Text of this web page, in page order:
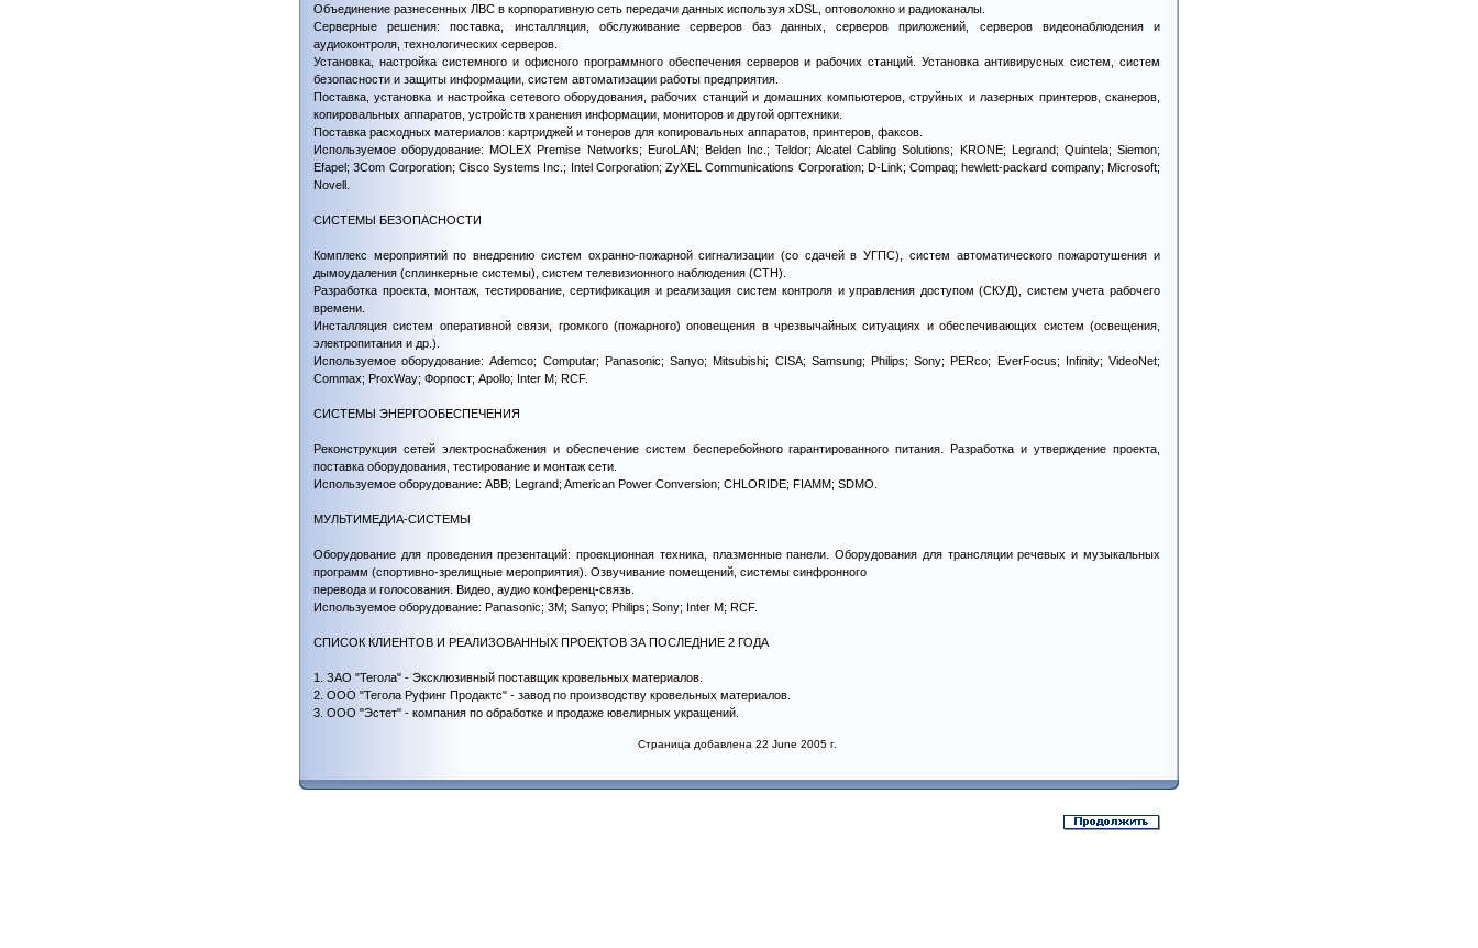
Объединение разнесенных ЛВС в корпоративную сеть передачи данных используя xDSL, оптоволокно и радиоканалы.
Серверные решения: поставка, инсталляция, обслуживание серверов баз данных, серверов приложений, серверов видеонаблюдения и
аудиоконтроля, технологических серверов.
Установка, настройка системного и офисного программного обеспечения серверов и рабочих станций. Установка антивирусных систем, систем
безопасности и защиты информации, систем автоматизации работы предприятия.
Поставка, установка и настройка сетевого оборудования, рабочих станций и домашних компьютеров, струйных и лазерных принтеров, сканеров,
копировальных аппаратов, устройств хранения информации, мониторов и другой оргтехники.
Поставка расходных материалов: картриджей и тонеров для копировальных аппаратов, принтеров, факсов.
Используемое оборудование: MOLEX Premise Networks; EuroLAN; Belden Inc.; Teldor; Alcatel Cabling Solutions; KRONE; Legrand; Quintela; Siemon;
Efapel; 3Com Corporation; Cisco Systems Inc.; Intel Corporation; ZyXEL Communications Corporation; D-Link; Compaq; hewlett-packard company; Microsoft;
Novell.
СИСТЕМЫ БЕЗОПАСНОСТИ
Комплекс мероприятий по внедрению систем охранно-пожарной сигнализации (со сдачей в УГПС), систем автоматического пожаротушения и
дымоудаления (сплинкерные системы), систем телевизионного наблюдения (СТН).
Разработка проекта, монтаж, тестирование, сертификация и реализация систем контроля и управления доступом (СКУД), систем учета рабочего
времени.
Инсталляция систем оперативной связи, громкого (пожарного) оповещения в чрезвычайных ситуациях и обеспечивающих систем (освещения,
электропитания и др.).
Используемое оборудование: Ademco; Computar; Panasonic; Sanyo; Mitsubishi; CISA; Samsung; Philips; Sony; PERco; EverFocus; Infinity; VideoNet;
Commax; ProxWay; Форпост; Apollo; Inter M; RCF.
СИСТЕМЫ ЭНЕРГООБЕСПЕЧЕНИЯ
Реконструкция сетей электроснабжения и обеспечение систем бесперебойного гарантированного питания. Разработка и утверждение проекта,
поставка оборудования, тестирование и монтаж сети.
Используемое оборудование: ABB; Legrand; American Power Conversion; CHLORIDE; FIAMM; SDMO.
МУЛЬТИМЕДИА-СИСТЕМЫ
Оборудование для проведения презентаций: проекционная техника, плазменные панели. Оборудования для трансляции речевых и музыкальных
программ (спортивно-зрелищные мероприятия). Озвучивание помещений, системы синфронного
перевода и голосования. Видео, аудио конференц-связь.
Используемое оборудование: Panasonic; 3M; Sanyo; Philips; Sony; Inter M; RCF.
СПИСОК КЛИЕНТОВ И РЕАЛИЗОВАННЫХ ПРОЕКТОВ ЗА ПОСЛЕДНИЕ 2 ГОДА
1. ЗАО "Тегола" - Эксклюзивный поставщик кровельных материалов.
2. ООО "Тегола Руфинг Продактс" - завод по производству кровельных материалов.
3. ООО "Эстет" - компания по обработке и продаже ювелирных укращений.
Страница добавлена 22 June 2005 г.